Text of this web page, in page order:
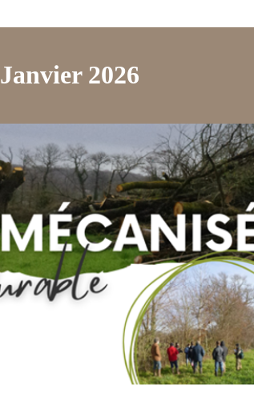
Janvier 2026